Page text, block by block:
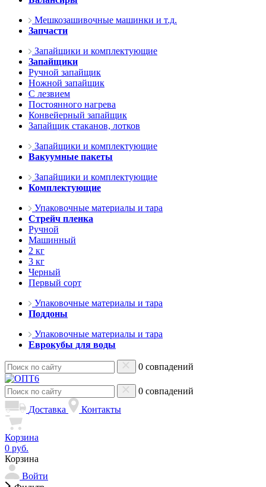
Мешкозашивочные машинки и т.д.
Запчасти
Запайщики и комплектующие
Запайщики
Ручной запайщик
Ножной запайщик
С лезвием
Постоянного нагрева
Конвейерный запайщик
Запайщик стаканов, лотков
Запайщики и комплектующие
Вакуумные пакеты
Запайщики и комплектующие
Комплектующие
Упаковочные материалы и тара
Стрейч пленка
Ручной
Машинный
2 кг
3 кг
Черный
Первый сорт
Упаковочные материалы и тара
Поддоны
Упаковочные материалы и тара
Еврокубы для воды
0 совпадений
0 совпадений
Доставка
Контакты
Корзина
0 руб.
Корзина
Войти